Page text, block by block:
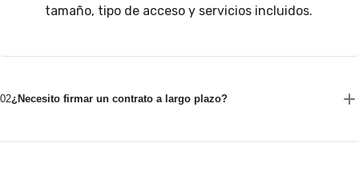
tamaño, tipo de acceso y servicios incluidos.
02¿Necesito firmar un contrato a largo plazo?